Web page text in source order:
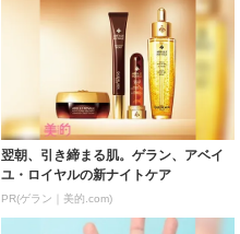
翌朝、引き締まる肌。ゲラン、アベイ
ユ・ロイヤルの新ナイトケア
PR(ゲラン｜美的.com)